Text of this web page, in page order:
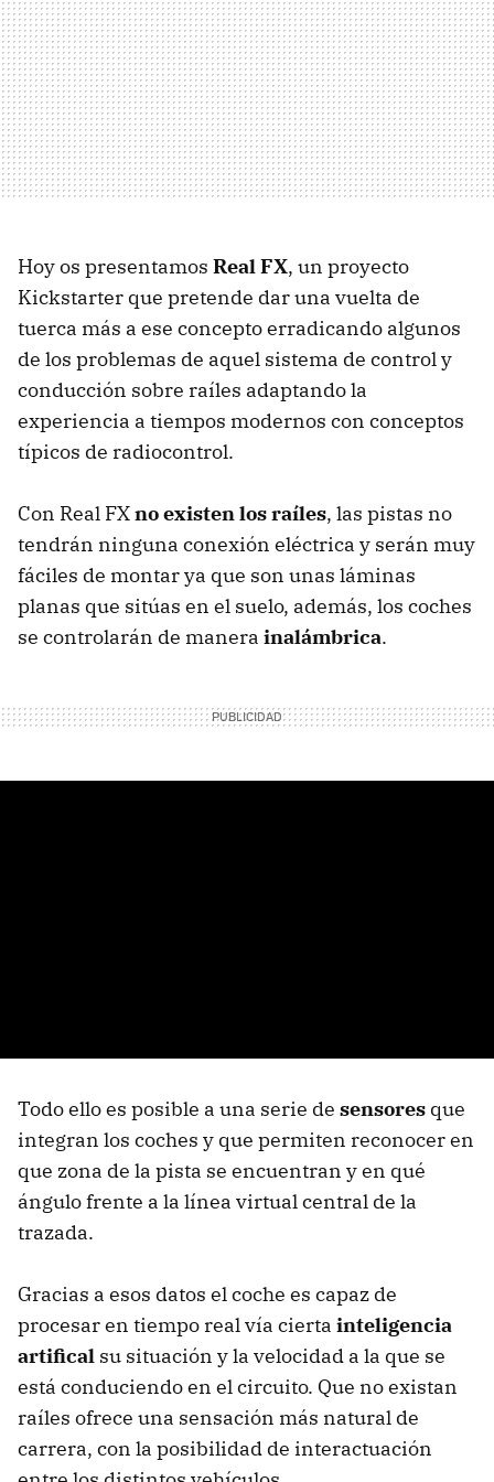
Hoy os presentamos Real FX, un proyecto
Kickstarter que pretende dar una vuelta de
tuerca más a ese concepto erradicando algunos
de los problemas de aquel sistema de control y
conducción sobre raíles adaptando la
experiencia a tiempos modernos con conceptos
típicos de radiocontrol.
Con Real FXno existen los raíles, las pistas no
tendrán ninguna conexión eléctrica y serán muy
fáciles de montar ya que son unas láminas
planas que sitúas en el suelo, además, los coches
se controlarán de manera inalámbrica.
Todo ello es posible a una serie de sensores que
integran los coches y que permiten reconocer en
que zona de la pista se encuentran y en qué
ángulo frente a la línea virtual central de la
trazada.
Gracias a esos datos el coche es capaz de
procesar en tiempo real vía cierta inteligencia
artifical su situación y la velocidad a la que se
está conduciendo en el circuito. Que no existan
raíles ofrece una sensación más natural de
carrera, con la posibilidad de interactuación